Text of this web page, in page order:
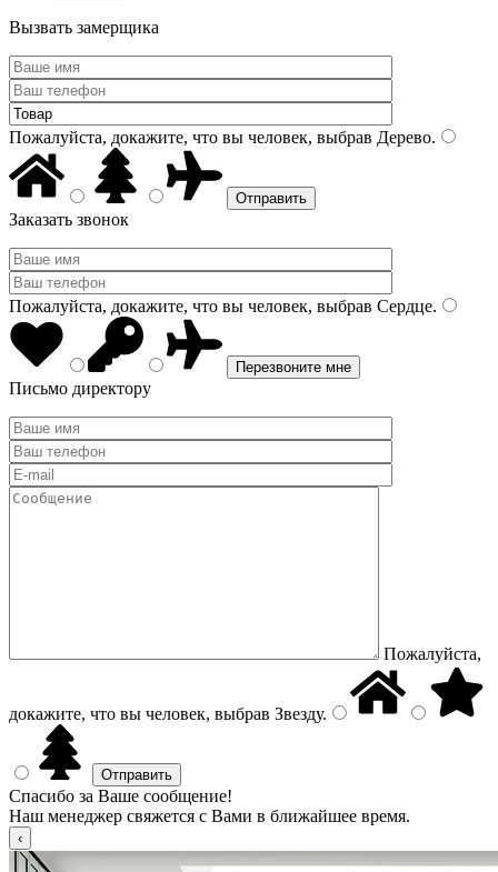
Вызвать замерщика
Пожалуйста, докажите, что вы человек, выбрав Дерево.
Заказать звонок
Пожалуйста, докажите, что вы человек, выбрав Сердце.
Письмо директору
Пожалуйста,
докажите, что вы человек, выбрав Звезду.
Спасибо за Ваше сообщение!
Наш менеджер свяжется с Вами в ближайшее время.